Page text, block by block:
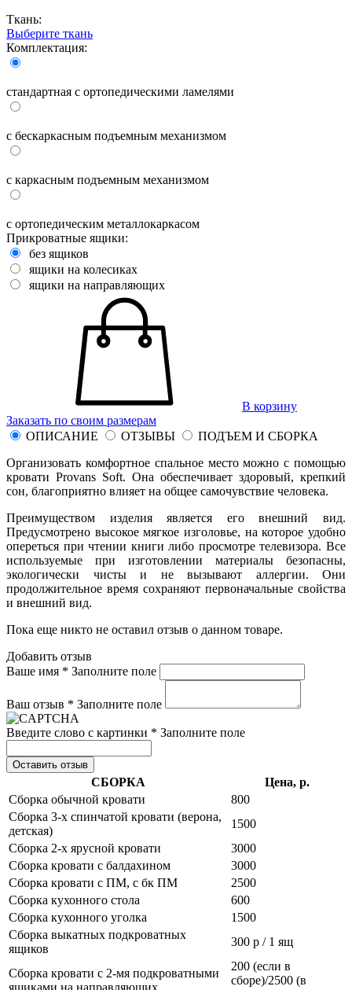
Ткань:
Выберите ткань
Комплектация:
стандартная с ортопедическими ламелями
с бескаркасным подъемным механизмом
с каркасным подъемным механизмом
с ортопедическим металлокаркасом
Прикроватные ящики:
без ящиков
ящики на колесиках
ящики на направляющих
В корзину
Заказать по своим размерам
ОПИСАНИЕ
ОТЗЫВЫ
ПОДЪЕМ И СБОРКА
Организовать комфортное спальное место можно с помощью
кровати Provans Soft. Она обеспечивает здоровый, крепкий
сон, благоприятно влияет на общее самочувствие человека.
Преимуществом изделия является его внешний вид.
Предусмотрено высокое мягкое изголовье, на которое удобно
опереться при чтении книги либо просмотре телевизора. Все
используемые при изготовлении материалы безопасны,
экологически чисты и не вызывают аллергии. Они
продолжительное время сохраняют первоначальные свойства
и внешний вид.
Пока еще никто не оставил отзыв о данном товаре.
Добавить отзыв
Ваше имя * Заполните поле
Ваш отзыв * Заполните поле
Введите слово с картинки * Заполните поле
Оставить отзыв
СБОРКА
Цена, р.
Сборка обычной кровати
800
Сборка 3-х спинчатой кровати (верона,
детская)
1500
Сборка 2-х ярусной кровати
3000
Сборка кровати с балдахином
3000
Сборка кровати с ПМ, с бк ПМ
2500
Сборка кухонного стола
600
Сборка кухонного уголка
1500
Сборка выкатных подкроватных
ящиков
300 р / 1 ящ
Сборка кровати с 2-мя подкроватными
ящиками на направляющих
200 (если в
сборе)/2500 (в